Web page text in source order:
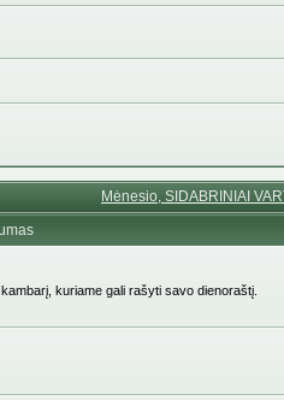
Mėnesio, SIDABRINIAI
kuriame gali rašyti savo dienoraštį.